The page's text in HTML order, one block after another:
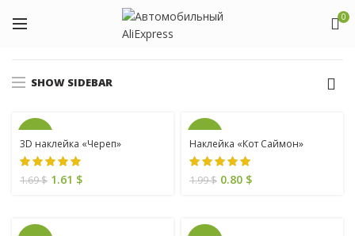
0
SHOW SIDEBAR
3D наклейка «Череп»
1.69$ 1.61 $
Наклейка «Кот Саймон»
1.99$ 0.80 $